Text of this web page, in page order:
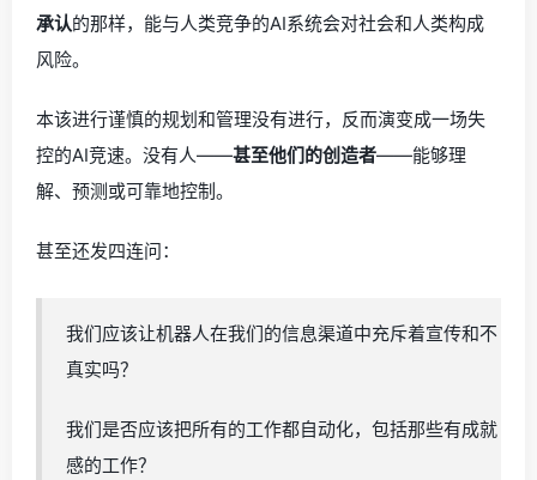
承认的那样，能与人类竞争的AI系统会对社会和人类构成
风险。
本该进行谨慎的规划和管理没有进行，反而演变成一场失
控的AI竞速。没有人——甚至他们的创造者——能够理
解、预测或可靠地控制。
甚至还发四连问：
我们应该让机器人在我们的信息渠道中充斥着宣传和不
真实吗？
我们是否应该把所有的工作都自动化，包括那些有成就
感的工作？